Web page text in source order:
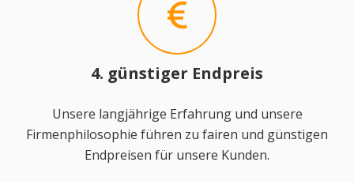
4. günstiger Endpreis
Unsere langjährige Erfahrung und unsere
Firmenphilosophie führen zu fairen und günstigen
Endpreisen für unsere Kunden.